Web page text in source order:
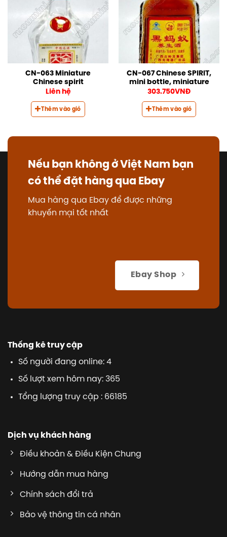
CN-063 Miniature
Chinese spirit
Liên hệ
Thêm vào giỏ
CN-067 Chinese SPIRIT,
mini bottle, miniature
303.750VNĐ
Thêm vào giỏ
Nếu bạn không ở Việt Nam bạn
có thể đặt hàng qua Ebay
Mua hàng qua Ebay để được những
khuyến mại tốt nhất
Ebay Shop
Thống kê truy cập
Số người đang online: 4
Số lượt xem hôm nay: 365
Tổng lượng truy cập : 66185
Dịch vụ khách hàng
Điều khoản & Điều Kiện Chung
Hướng dẫn mua hàng
Chính sách đổi trả
Bảo vệ thông tin cá nhân